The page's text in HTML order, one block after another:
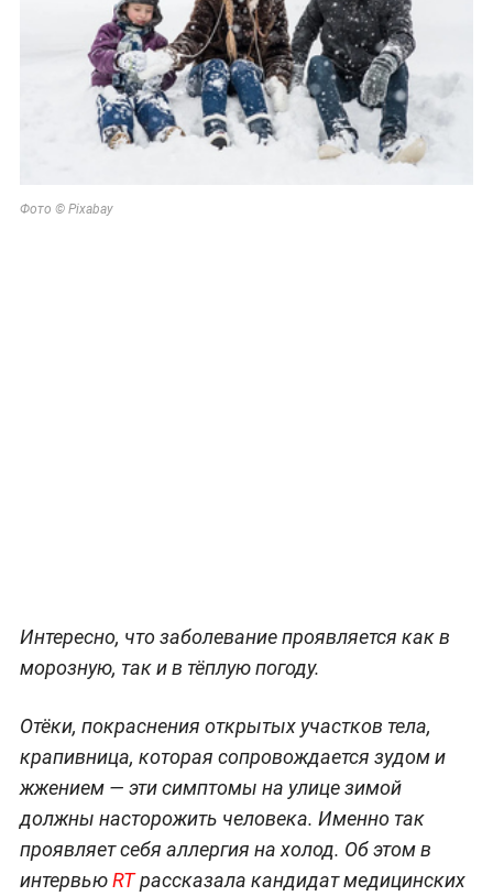
Фото © Pixabay
Интересно, что заболевание проявляется как в
морозную, так и в тёплую погоду.
Отёки, покраснения открытых участков тела,
крапивница, которая сопровождается зудом и
жжением — эти симптомы на улице зимой
должны насторожить человека. Именно так
проявляет себя аллергия на холод. Об этом в
интервьюRTрассказала кандидат медицинских